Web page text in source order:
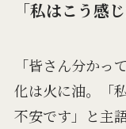
「私はこう感
「皆さん分か
化は火に油。「
不安です」と主